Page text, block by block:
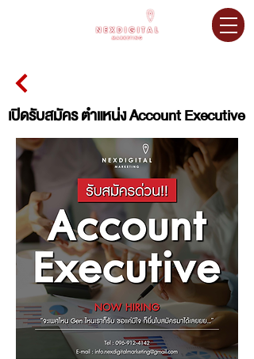
เปิดรับสมัคร ตำแหน่ง Account Executive